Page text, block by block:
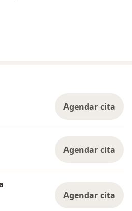
Agendar cita
Agendar cita
Agendar cita